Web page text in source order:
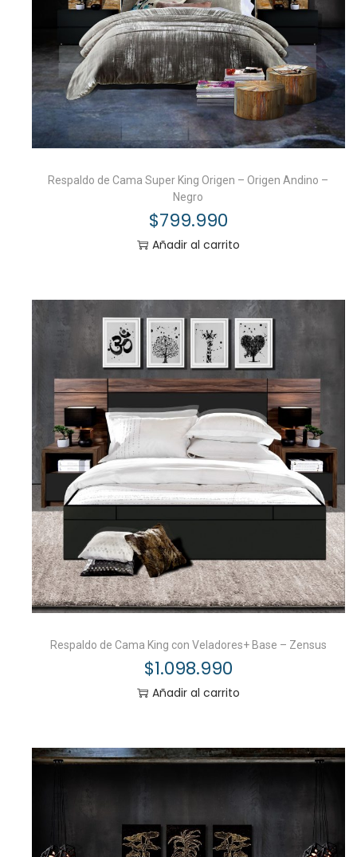
Respaldo de Cama Super King Origen – Origen Andino –
Negro
$799.990
Añadir al carrito
Respaldo de Cama King con Veladores+ Base – Zensus
$1.098.990
Añadir al carrito